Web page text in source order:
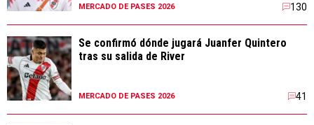
MERCADO DE PASES 2026 130
Se confirmó dónde jugará Juanfer Quintero
tras su salida de River
MERCADO DE PASES 2026 41